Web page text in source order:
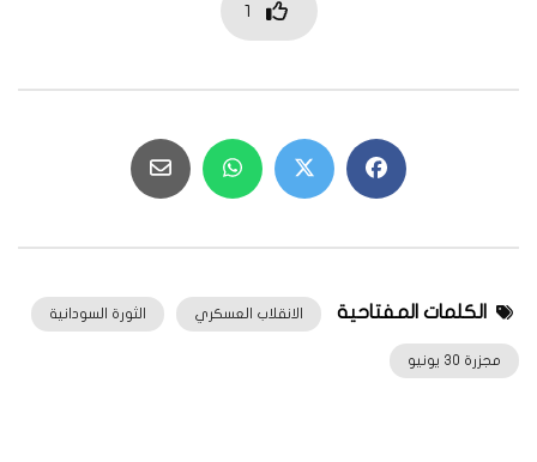
1
الكلمات المفتاحية الانقلاب العسكري الثورة السودانية
مجزرة 30 يونيو